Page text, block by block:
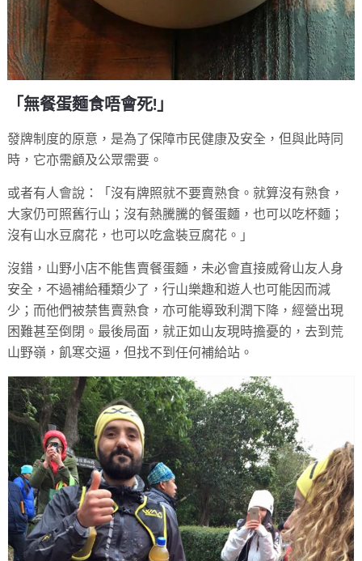
「無餐蛋麵食唔會死!」
發牌制度的原意，是為了保障市民健康及安全，但與此時同
時，它亦需顧及公眾需要。
或者有人會說：「沒有牌照就不要賣熟食。就算沒有熟食，
大家仍可照舊行山；沒有熱騰騰的餐蛋麵，也可以吃杯麵；
沒有山水豆腐花，也可以吃盒裝豆腐花。」
沒錯，山野小店不能售賣餐蛋麵，未必會直接威脅山友人身
安全，不過補給種類少了，行山樂趣和遊人也可能因而減
少；而他們被禁售賣熟食，亦可能導致利潤下降，經營出現
困難甚至倒閉。最後局面，就正如山友現時擔憂的，去到荒
山野嶺，飢寒交逼，但找不到任何補給站。